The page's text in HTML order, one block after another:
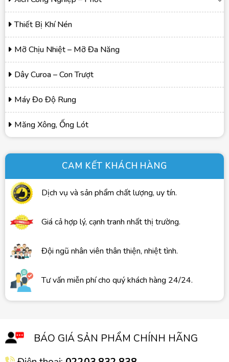
Thiết Bị Khí Nén
Mỡ Chịu Nhiệt – Mỡ Đa Năng
Dây Curoa – Con Trượt
Máy Đo Độ Rung
Măng Xông, Ống Lót
CAM KẾT KHÁCH HÀNG
Dịch vụ và sản phẩm chất lượng, uy tín.
Giá cả hợp lý, cạnh tranh nhất thị trường.
Đội ngũ nhân viên thân thiện, nhiệt tình.
Tư vấn miễn phí cho quý khách hàng 24/24.
BÁO GIÁ SẢN PHẨM CHÍNH HÃNG